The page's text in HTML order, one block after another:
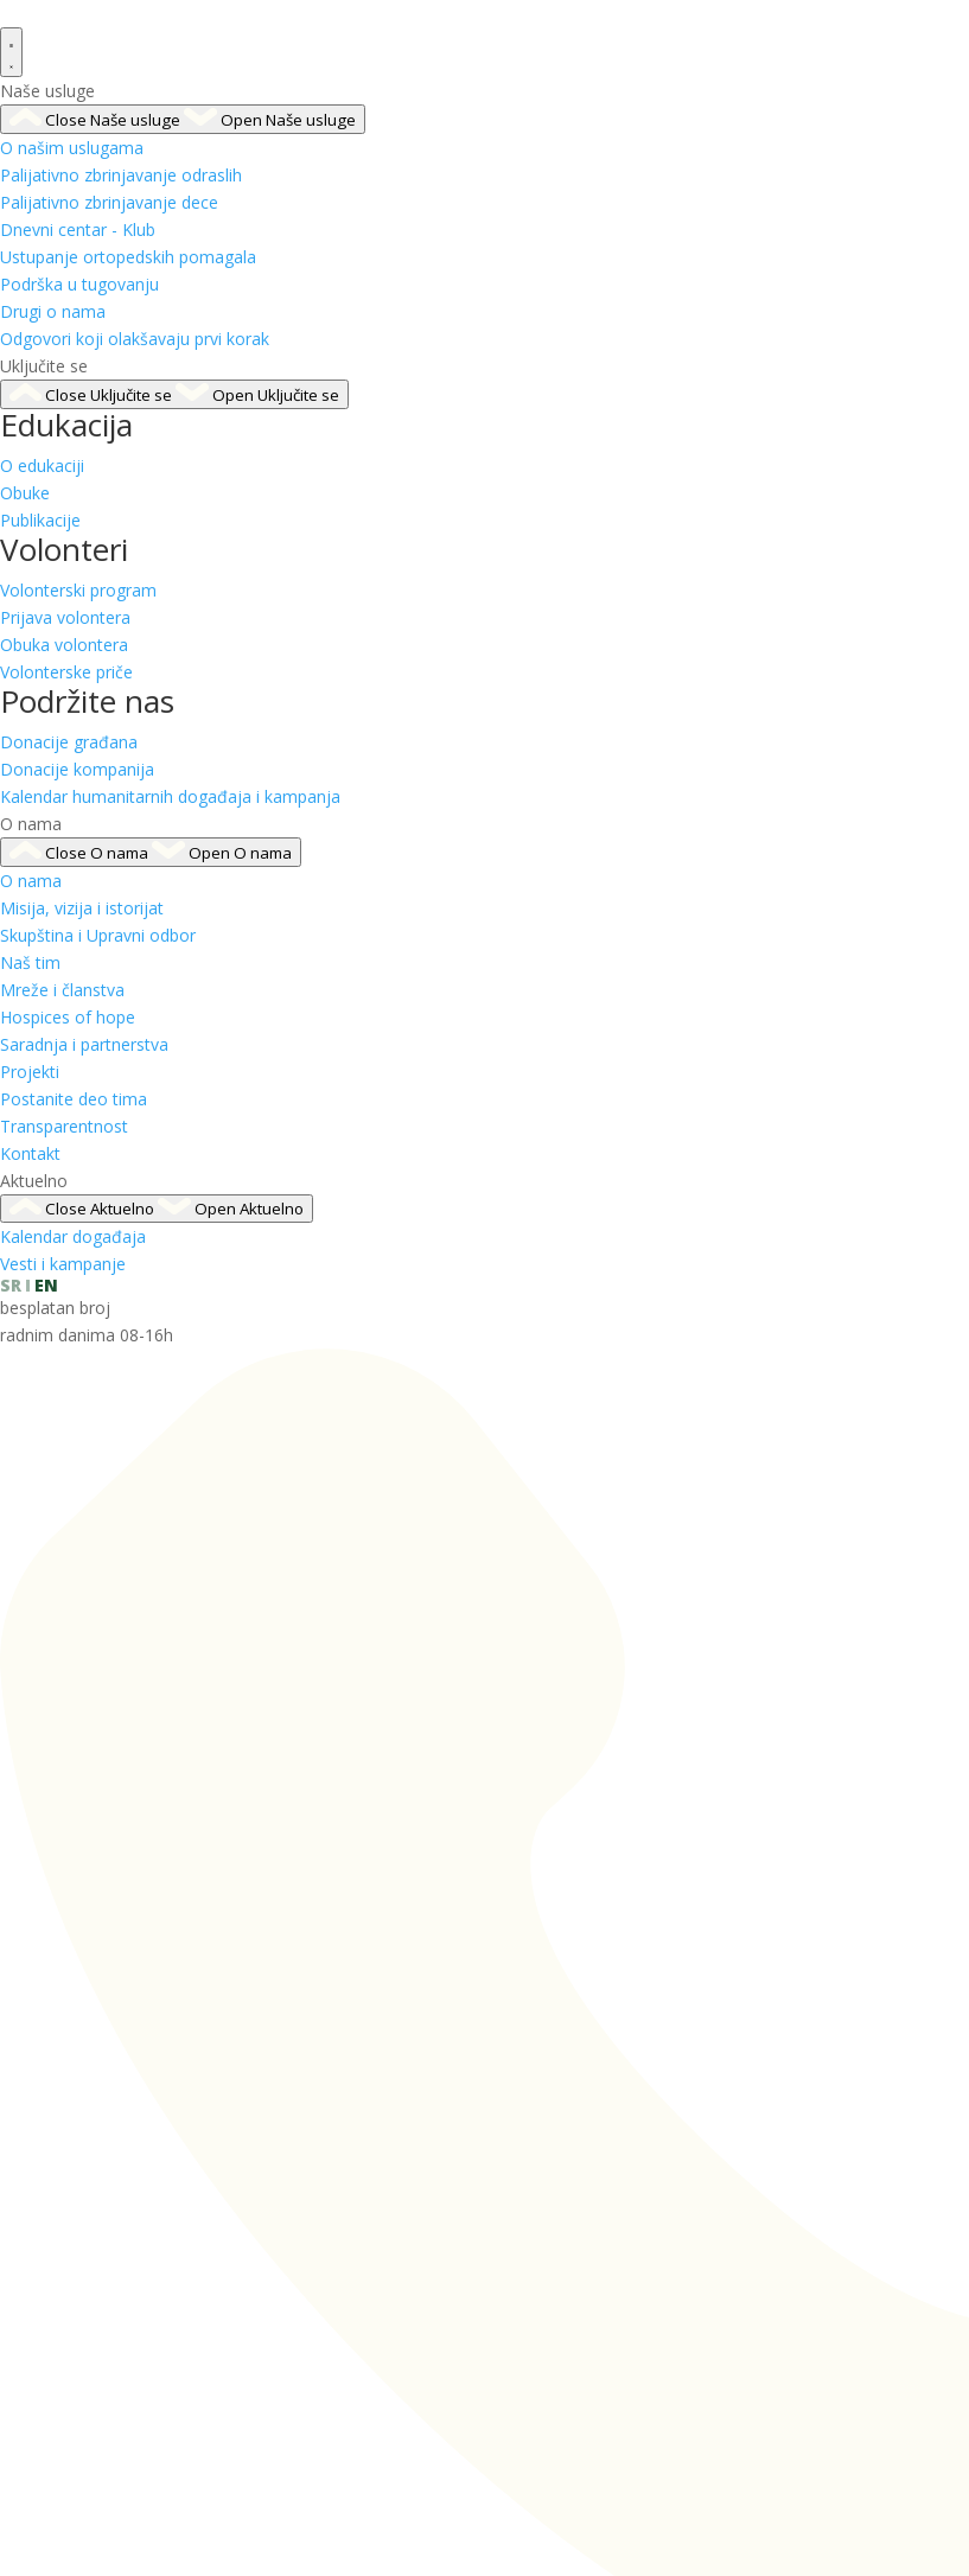
Naše usluge
Close Naše usluge Open Naše usluge
O našim uslugama
Palijativno zbrinjavanje odraslih
Palijativno zbrinjavanje dece
Dnevni centar - Klub
Ustupanje ortopedskih pomagala
Podrška u tugovanju
Drugi o nama
Odgovori koji olakšavaju prvi korak
Uključite se
Close Uključite se Open Uključite se
Edukacija
O edukaciji
Obuke
Publikacije
Volonteri
Volonterski program
Prijava volontera
Obuka volontera
Volonterske priče
Podržite nas
Donacije građana
Donacije kompanija
Kalendar humanitarnih događaja i kampanja
O nama
Close O nama Open O nama
O nama
Misija, vizija i istorijat
Skupština i Upravni odbor
Naš tim
Mreže i članstva
Hospices of hope
Saradnja i partnerstva
Projekti
Postanite deo tima
Transparentnost
Kontakt
Aktuelno
Close Aktuelno Open Aktuelno
Kalendar događaja
Vesti i kampanje
SR
EN
besplatan broj
radnim danima 08-16h